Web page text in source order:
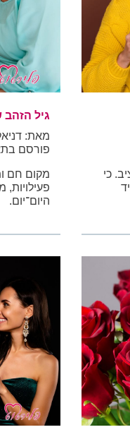
כי
גיל הזהב
מאת:
פורסם בתאריך: 17/05/
מקום חם
היום־יום.